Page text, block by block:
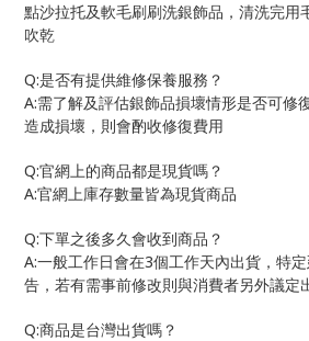
點沙拉托及軟毛刷刷洗銀飾品，清洗完用
吹乾
Q:是否有提供維修保養服務？
A:需了解及評估銀飾品損壞情形是否可修
造成損壞，則會酌收修復費用
Q:官網上的商品都是現貨嗎？
A:官網上庫存數量皆為現貨商品
Q:下單之後多久會收到商品？
A:一般工作日會在3個工作天內出貨，特
告，若有需事前修改則與消費者另外議定
Q:商品是台灣出貨嗎？